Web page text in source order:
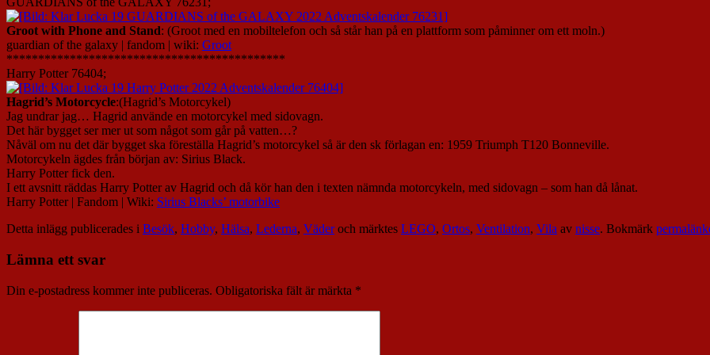
Groot with Phone and Stand: (Groot med en mobiltelefon och så står han på en plattform som påminner om ett moln.)
guardian of the galaxy | fandom | wiki: Groot
********************************************
Harry Potter 76404;
Hagrid’s Motorcycle:(Hagrid’s Motorcykel)
Jag undrar jag… Hagrid använde en motorcykel med sidovagn.
Det här bygget ser mer ut som något som går på vatten…?
Nåväl om nu det där bygget ska föreställa Hagrid’s motorcykel så är den sk förlagan en: 1959 Triumph T120 Bonneville.
Motorcykeln ägdes från början av: Sirius Black.
Harry Potter fick den.
I ett avsnitt räddas Harry Potter av Hagrid och då kör han den i texten nämnda motorcykeln, med sidovagn – som han då lånat.
Harry Potter | Fandom | Wiki: Sirius Blacks’ motorbike
Detta inlägg publicerades i Besök, Hobby, Hälsa, Lederna, Väderoch märktes LEGO, Ortos, Ventilation, Vila av nisse. Bokmärk
Lämna ett svar
Din e-postadress kommer inte publiceras. Obligatoriska fält är märkta *